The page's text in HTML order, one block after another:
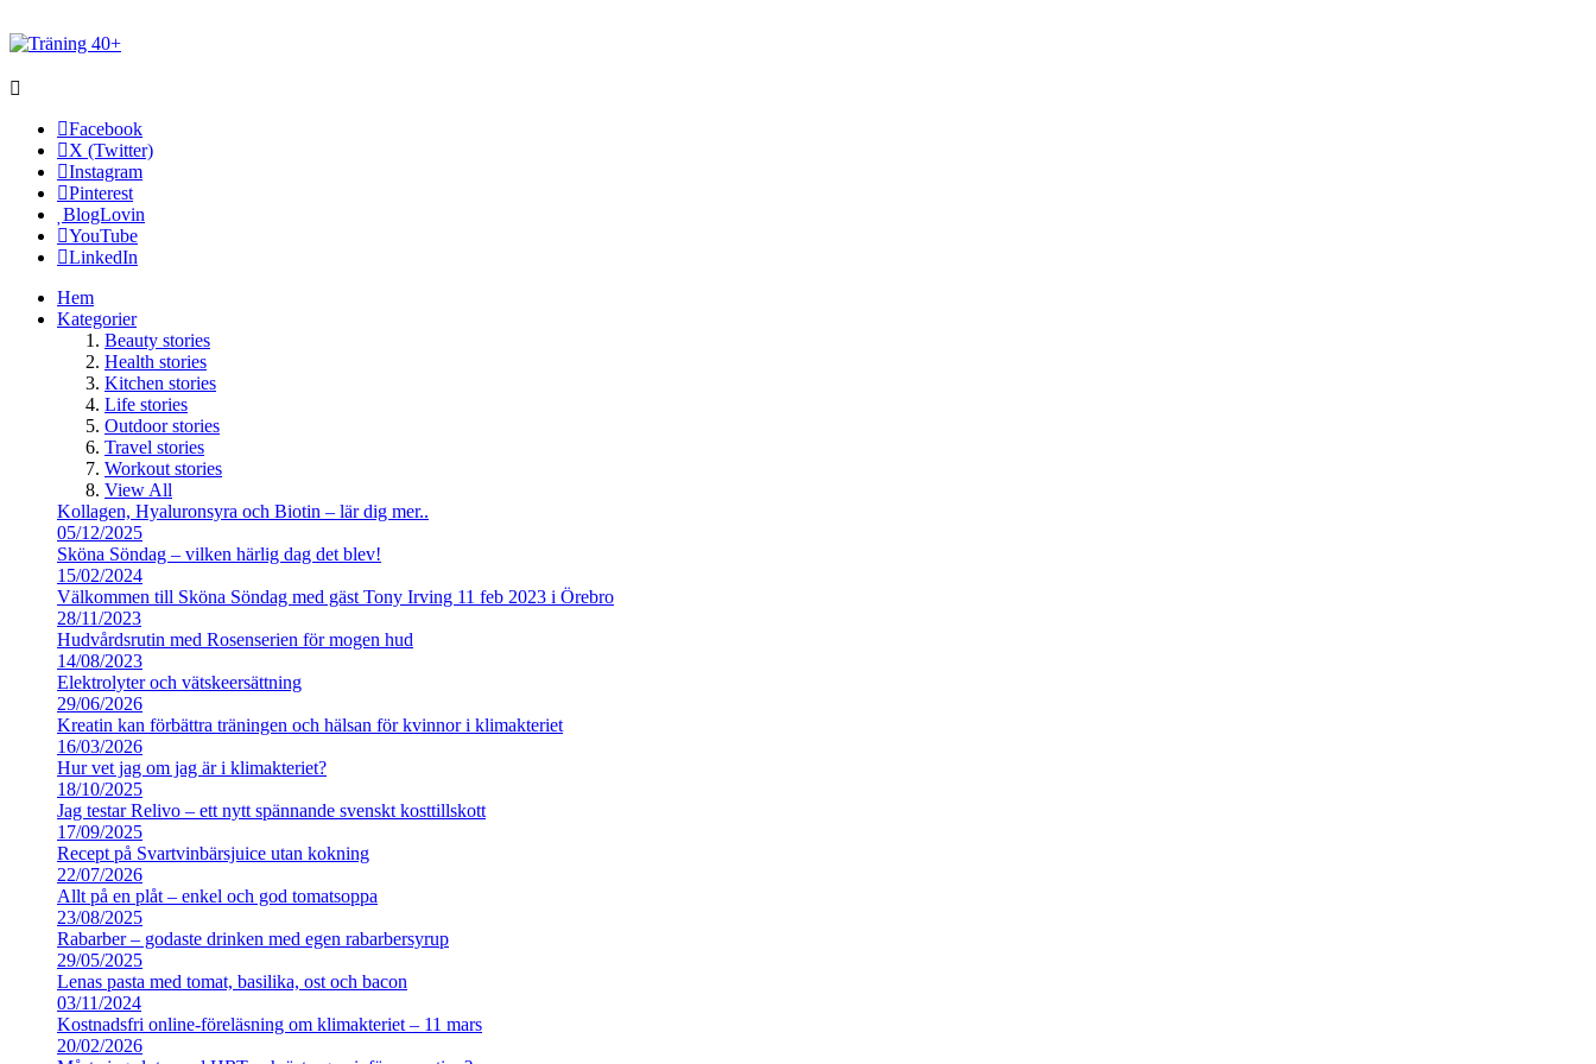
Facebook
X (Twitter)
Instagram
Pinterest
BlogLovin
YouTube
LinkedIn
Hem
Kategorier
Beauty stories
Health stories
Kitchen stories
Life stories
Outdoor stories
Travel stories
Workout stories
View All
Kollagen, Hyaluronsyra och Biotin – lär dig mer..
05/12/2025
Sköna Söndag – vilken härlig dag det blev!
15/02/2024
Välkommen till Sköna Söndag med gäst Tony Irving 11 feb 2023 i Örebro
28/11/2023
Hudvårdsrutin med Rosenserien för mogen hud
14/08/2023
Elektrolyter och vätskeersättning
29/06/2026
Kreatin kan förbättra träningen och hälsan för kvinnor i klimakteriet
16/03/2026
Hur vet jag om jag är i klimakteriet?
18/10/2025
Jag testar Relivo – ett nytt spännande svenskt kosttillskott
17/09/2025
Recept på Svartvinbärsjuice utan kokning
22/07/2026
Allt på en plåt – enkel och god tomatsoppa
23/08/2025
Rabarber – godaste drinken med egen rabarbersyrup
29/05/2025
Lenas pasta med tomat, basilika, ost och bacon
03/11/2024
Kostnadsfri online-föreläsning om klimakteriet – 11 mars
20/02/2026